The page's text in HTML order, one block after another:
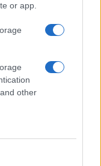
or app.
other
gestionar